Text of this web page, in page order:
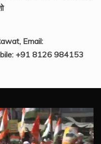
Email:
+91 8126 984153